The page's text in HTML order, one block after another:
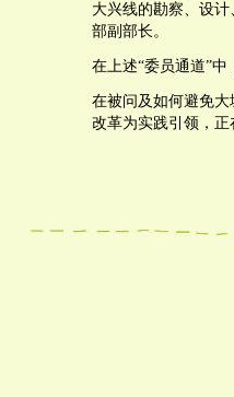
大兴线的勘察、设
部副部长。
在上述“委员通道”
在被问及如何避免
改革为实践引领，正